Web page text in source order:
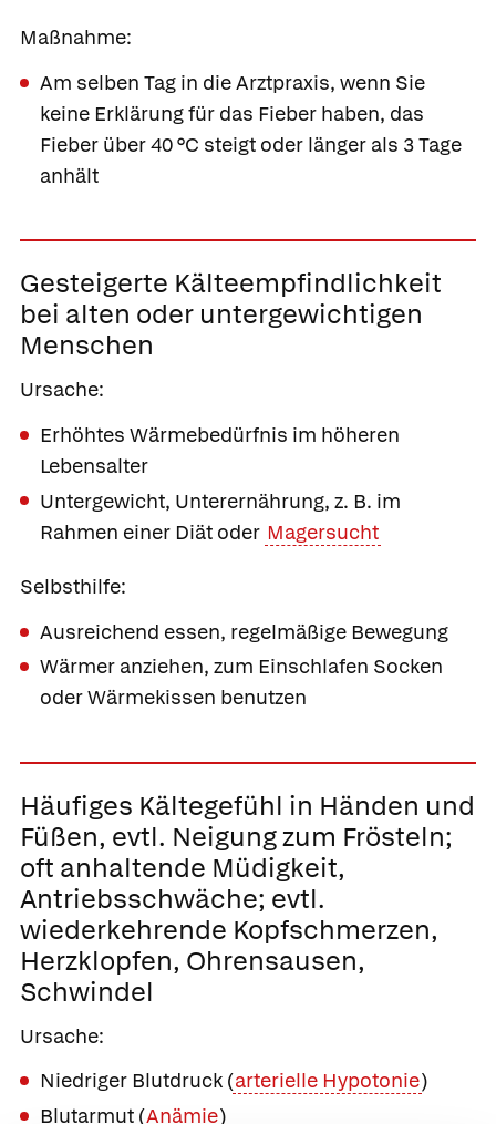
Maßnahme:
Am selben Tag in die Arztpraxis, wenn Sie
keine Erklärung für das Fieber haben, das
Fieber über 40 °C steigt oder länger als 3 Tage
anhält
Gesteigerte Kälteempfindlichkeit
bei alten oder untergewichtigen
Menschen
Ursache:
Erhöhtes Wärmebedürfnis im höheren
Lebensalter
Untergewicht, Unterernährung, z. B. im
Rahmen einer Diät oder Magersucht
Selbsthilfe:
Ausreichend essen, regelmäßige Bewegung
Wärmer anziehen, zum Einschlafen Socken
oder Wärmekissen benutzen
Häufiges Kältegefühl in Händen und
Füßen, evtl. Neigung zum Frösteln;
oft anhaltende Müdigkeit,
Antriebsschwäche; evtl.
wiederkehrende Kopfschmerzen,
Herzklopfen, Ohrensausen,
Schwindel
Ursache:
Niedriger Blutdruck (arterielle Hypotonie)
Blutarmut (Anämie)